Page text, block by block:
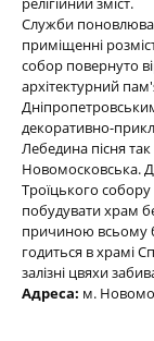
Служби
приміщенні
собор повернуто
архітектурний
декоративно-
Лебедина пісня
Новомосковська.
Троїцького
побудувати храм
причиною всьому
годиться в храмі
залізні цвяхи
Адреса: м.